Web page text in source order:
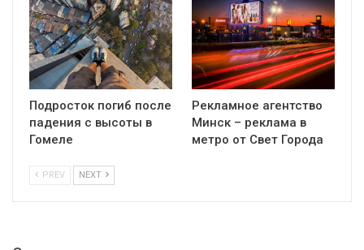
Подросток погиб после
падения с высоты в
Гомеле
Рекламное агентство
Минск – реклама в
метро от Свет Города
PREV NEXT